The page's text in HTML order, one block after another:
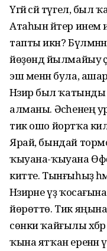
Үгәй әсәй түгел,
Атаһын әйтер
тапты икән?
йөҙөндә йылмайыу
эш менән була,
Нәзирә был ҡатынды
алманы. Әсәһенең
тик ошо йортҡа
Ярай, бындай
ҡыуана-ҡыуана
китте. Тынғыһыҙ
Нәзирәне үҙ
йөрөттө. Тик
сөнки ҡайғылы
ҡына ятҡан еренән